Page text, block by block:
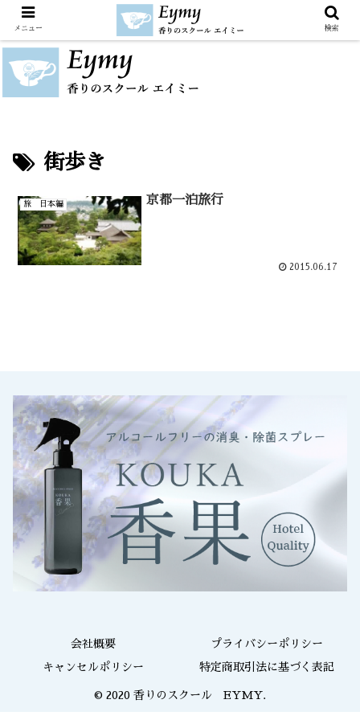
街歩き
旅 日本編 京都一泊旅行
2015.06.17
会社概要 プライバシーポリシー
キャンセルポリシー 特定商取引法に基づく表記
© 2020 香りのスクール EYMY.
メニュー 検索